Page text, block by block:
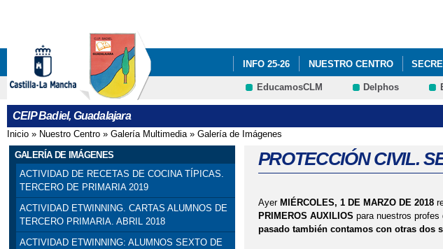
INFO 25-26 NUESTRO CENTRO
ADF: SITUACIONES DE APRENDIZAJE.
PREMIOS: SELECCIONADOS OLIMPIADA
SELLO DE CALIDAD AULA DEL FUTURO
EducamosCLM Delphos
CEIP Badiel, Guadalajara
Se encuentra usted aquí
Inicio » Nuestro Centro » Galería Multimedia» Galería de Imágenes
GALERÍA DE IMÁGENES
ACTIVIDAD DE RECETAS DE COCINA TÍPICAS.
TERCERO DE PRIMARIA 2019
ACTIVIDAD ETWINNING. CARTAS ALUMNOS DE
TERCERO PRIMARIA. ABRIL 2018
ACTIVIDAD ETWINNING: ALUMNOS SEXTO DE
PROTECCIÓN CIVIL.
Ayer MIÉRCOLES, 1 DE MARZO DE 2018
PRIMEROS AUXILIOS para nuestros
pasado también contamos con otras dos